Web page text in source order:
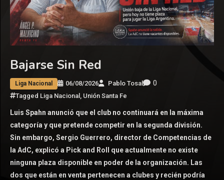
Bajarse Sin Red
Liga Nacional 06/08/2026 Pablo Tosal 0
Tagged Liga Nacional , Unión Santa Fe
Luis Spahn anunció que el club no continuará en la máxima
categoría y que pretende competir en la segunda división.
Sin embargo, Sergio Guerrero, director de Competencias de
la AdC, explicó a Pick and Roll que actualmente no existe
ninguna plaza disponible en poder de la organización. Las
dos que están en venta pertenecen a clubes y recién podría